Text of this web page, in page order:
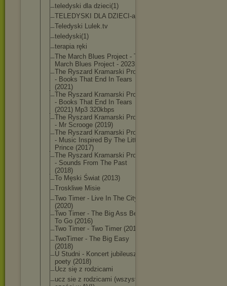
teledyski dla dzieci(1)
TELEDYSKI DLA DZIECI-avi
Teledyski Lulek.tv
teledyski(1)
terapia ręki
The March Blues Project - The
March Blues Project - 2023
The Ryszard Kramarski Project
- Books That End In Tears
(2021)
The Ryszard Kramarski Project
- Books That End In Tears
(2021) Mp3 320kbps
The Ryszard Kramarski Project
- Mr Scrooge (2019)
The Ryszard Kramarski Project
- Music Inspired By The Little
Prince (2017)
The Ryszard Kramarski Project
- Sounds From The Past
(2018)
To Męski Świat (2013)
Troskliwe Misie
Two Timer - Live In The City
(2020)
Two Timer - The Big Ass Beer
To Go (2016)
Two Timer - Two Timer (2014)
TwoTimer - The Big Easy
(2018)
U Studni - Koncert jubileusz
poety (2018)
Ucz się z rodzicami
ucz sie z rodzicami (wszystkie